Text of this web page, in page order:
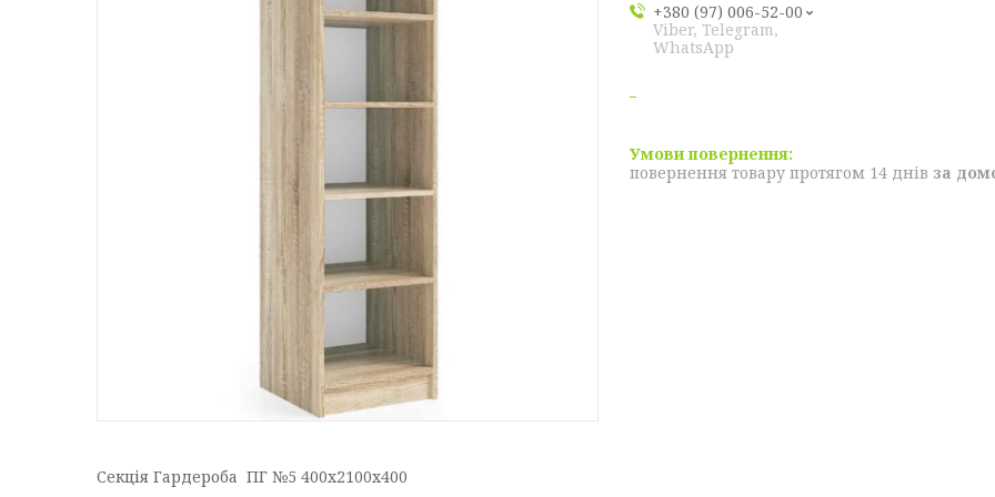
+380 (97) 006-52-00
Viber, Telegram,
WhatsApp
повернення товару протягом 14 днів за
Секція Гардероба ПГ №5 400х2100х400